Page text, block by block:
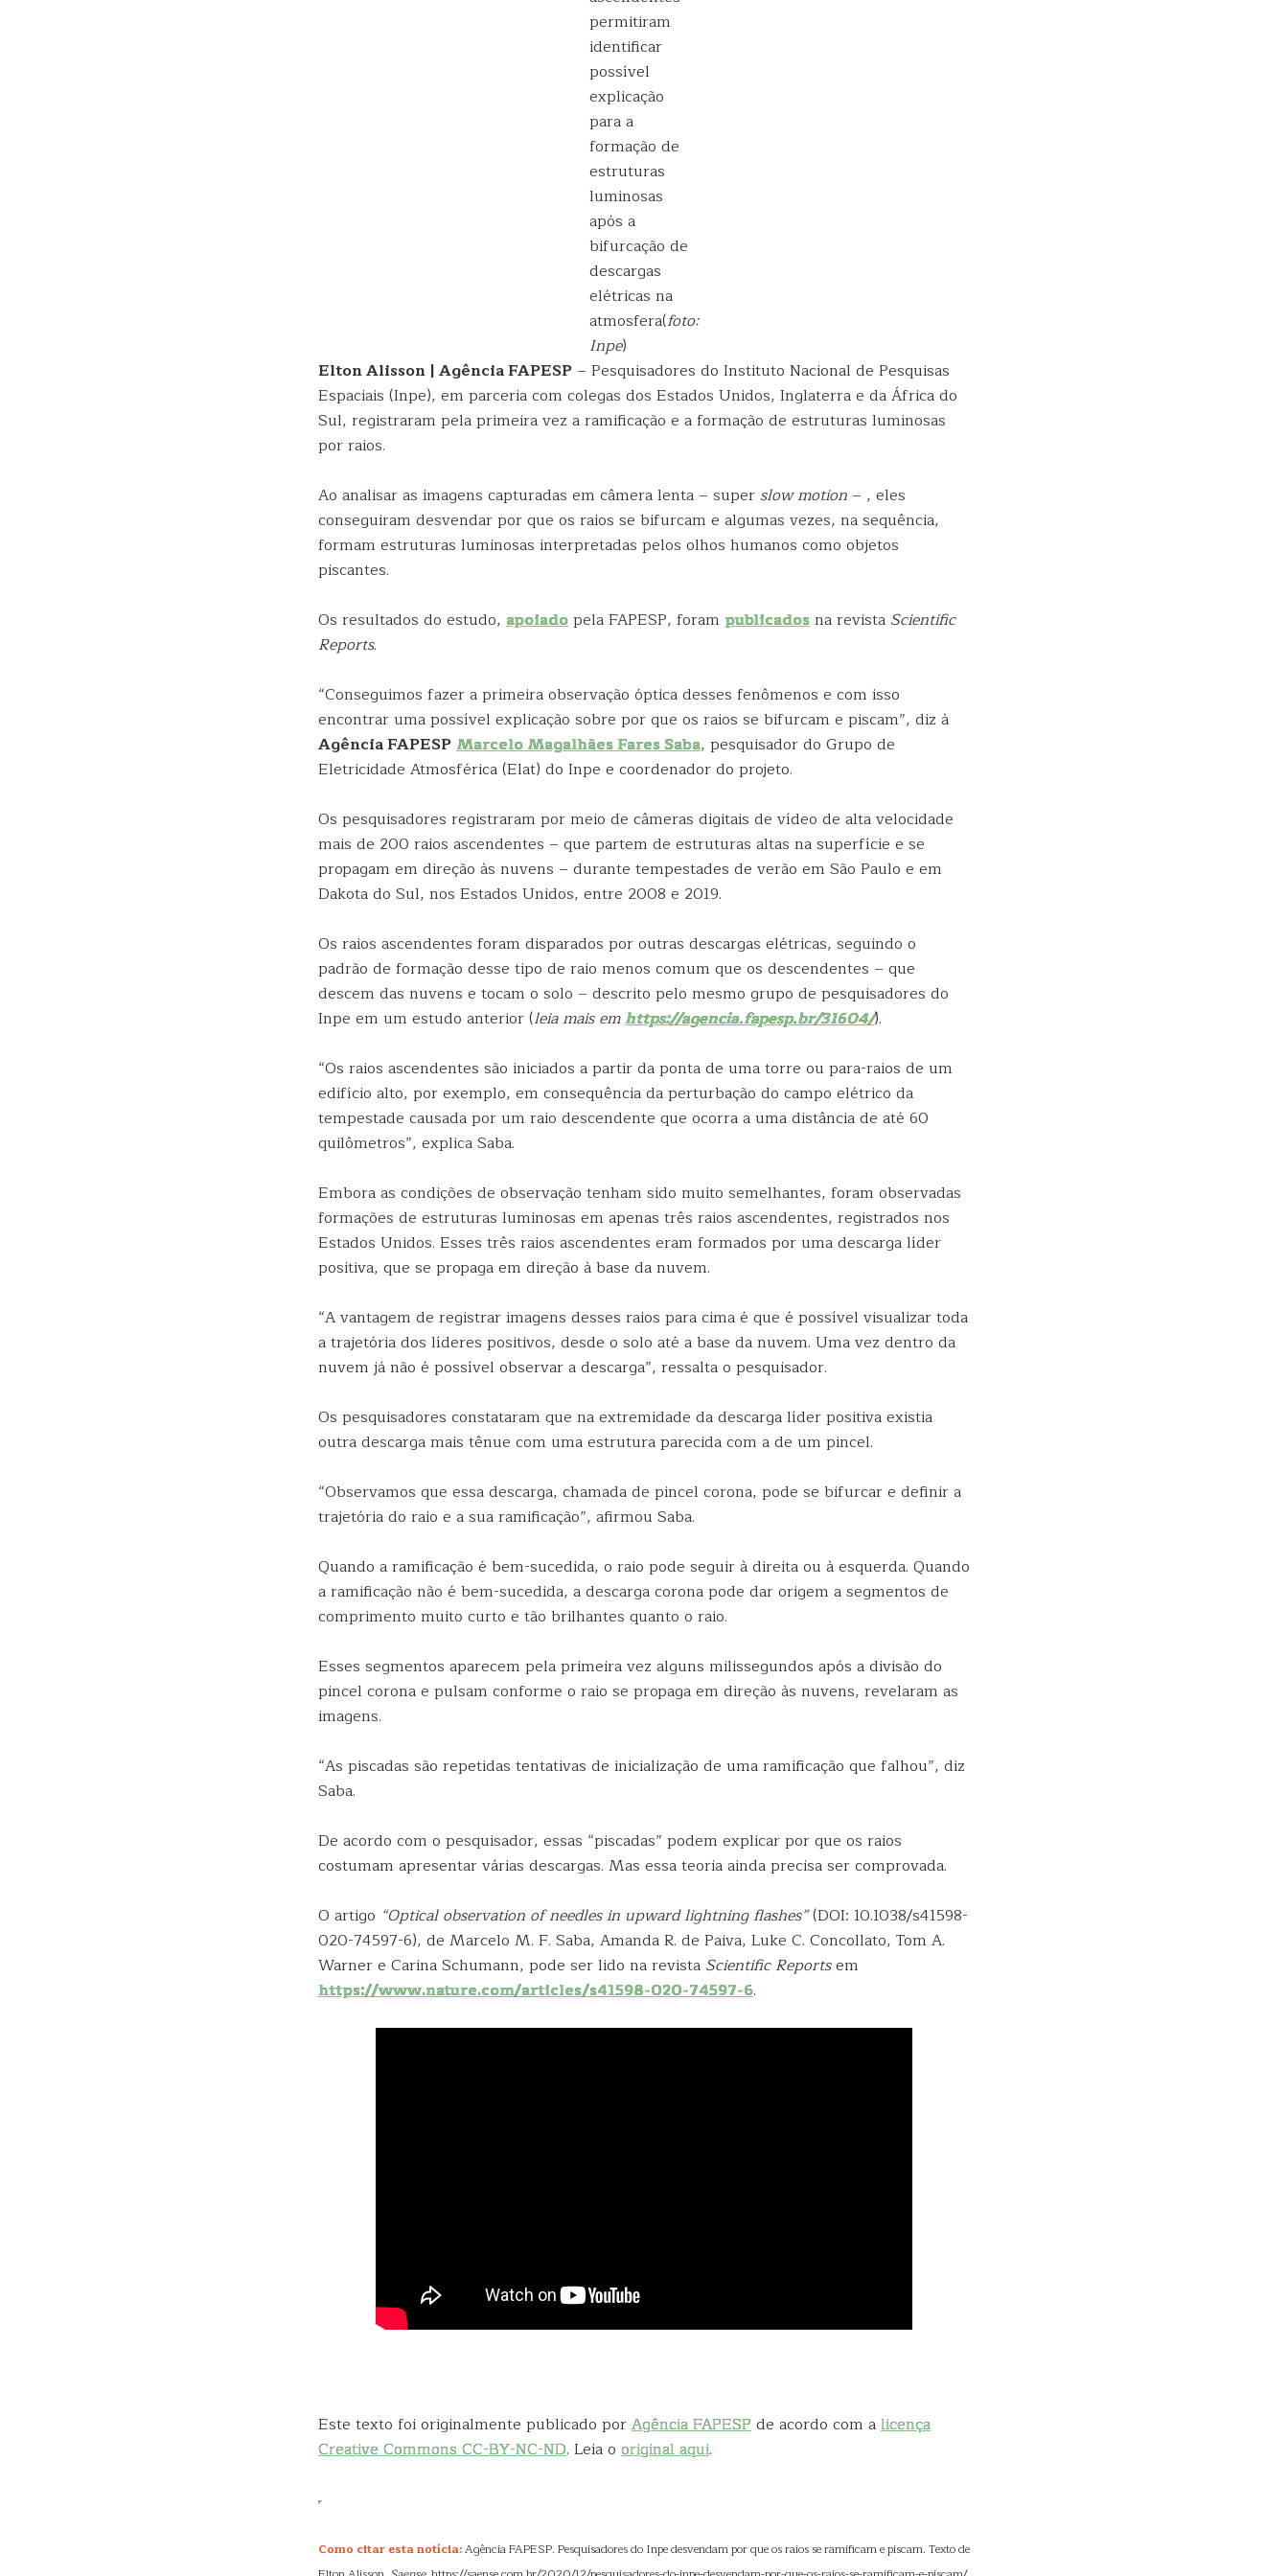
permitiram
identificar
possível
explicação
para a
formação de
estruturas
luminosas
após a
bifurcação de
descargas
elétricas na
atmosfera(foto:
Inpe)
Elton Alisson | Agência FAPESP – Pesquisadores do Instituto Nacional de Pesquisas
Espaciais (Inpe), em parceria com colegas dos Estados Unidos, Inglaterra e da África do
Sul, registraram pela primeira vez a ramificação e a formação de estruturas luminosas
por raios.
Ao analisar as imagens capturadas em câmera lenta – super slow motion – , eles
conseguiram desvendar por que os raios se bifurcam e algumas vezes, na sequência,
formam estruturas luminosas interpretadas pelos olhos humanos como objetos
piscantes.
Os resultados do estudo, apoiadopela FAPESP, foram publicadosna revista Scientific
Reports.
“Conseguimos fazer a primeira observação óptica desses fenômenos e com isso
encontrar uma possível explicação sobre por que os raios se bifurcam e piscam”, diz à
Agência FAPESPMarcelo Magalhães Fares Saba, pesquisador do Grupo de
Eletricidade Atmosférica (Elat) do Inpe e coordenador do projeto.
Os pesquisadores registraram por meio de câmeras digitais de vídeo de alta velocidade
mais de 200 raios ascendentes – que partem de estruturas altas na superfície e se
propagam em direção às nuvens – durante tempestades de verão em São Paulo e em
Dakota do Sul, nos Estados Unidos, entre 2008 e 2019.
Os raios ascendentes foram disparados por outras descargas elétricas, seguindo o
padrão de formação desse tipo de raio menos comum que os descendentes – que
descem das nuvens e tocam o solo – descrito pelo mesmo grupo de pesquisadores do
Inpe em um estudo anterior (leia mais emhttps://agencia.fapesp.br/31604/).
“Os raios ascendentes são iniciados a partir da ponta de uma torre ou para-raios de um
edifício alto, por exemplo, em consequência da perturbação do campo elétrico da
tempestade causada por um raio descendente que ocorra a uma distância de até 60
quilômetros”, explica Saba.
Embora as condições de observação tenham sido muito semelhantes, foram observadas
formações de estruturas luminosas em apenas três raios ascendentes, registrados nos
Estados Unidos. Esses três raios ascendentes eram formados por uma descarga líder
positiva, que se propaga em direção à base da nuvem.
“A vantagem de registrar imagens desses raios para cima é que é possível visualizar toda
a trajetória dos líderes positivos, desde o solo até a base da nuvem. Uma vez dentro da
nuvem já não é possível observar a descarga”, ressalta o pesquisador.
Os pesquisadores constataram que na extremidade da descarga líder positiva existia
outra descarga mais tênue com uma estrutura parecida com a de um pincel.
“Observamos que essa descarga, chamada de pincel corona, pode se bifurcar e definir a
trajetória do raio e a sua ramificação”, afirmou Saba.
Quando a ramificação é bem-sucedida, o raio pode seguir à direita ou à esquerda. Quando
a ramificação não é bem-sucedida, a descarga corona pode dar origem a segmentos de
comprimento muito curto e tão brilhantes quanto o raio.
Esses segmentos aparecem pela primeira vez alguns milissegundos após a divisão do
pincel corona e pulsam conforme o raio se propaga em direção às nuvens, revelaram as
imagens.
“As piscadas são repetidas tentativas de inicialização de uma ramificação que falhou”, diz
Saba.
De acordo com o pesquisador, essas “piscadas” podem explicar por que os raios
costumam apresentar várias descargas. Mas essa teoria ainda precisa ser comprovada.
O artigo “Optical observation of needles in upward lightning flashes”(DOI: 10.1038/s41598-
020-74597-6), de Marcelo M. F. Saba, Amanda R. de Paiva, Luke C. Concollato, Tom A.
Warner e Carina Schumann, pode ser lido na revista Scientific Reportsem
https://www.nature.com/articles/s41598-020-74597-6.
Este texto foi originalmente publicado porAgência FAPESPde acordo com alicença
Creative Commons CC-BY-NC-ND. Leia o original aqui.
Como citar esta notícia:Agência FAPESP. Pesquisadores do Inpe desvendam por que os raios se ramificam e piscam. Texto de